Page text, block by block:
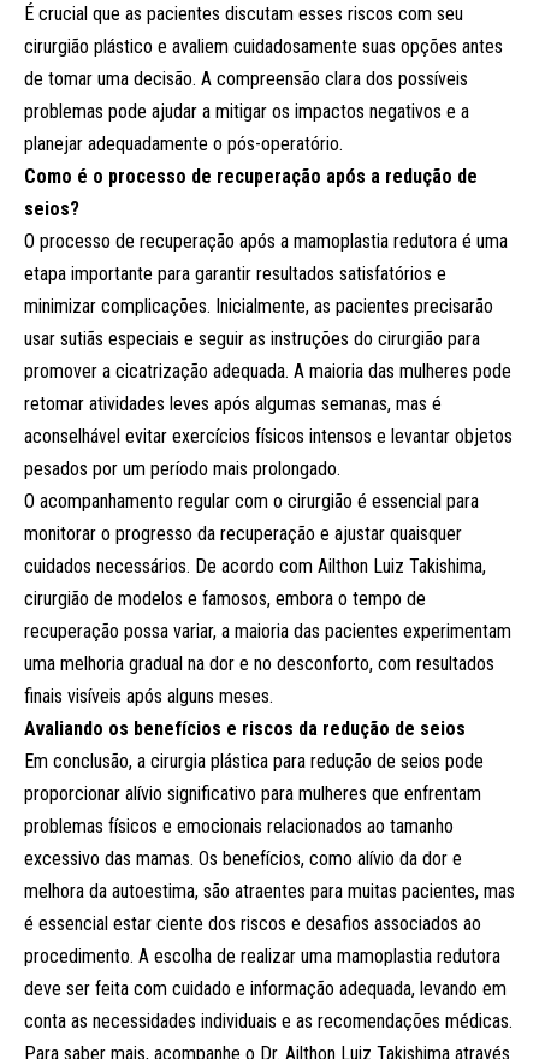
É crucial que as pacientes discutam esses riscos com seu
cirurgião plástico e avaliem cuidadosamente suas opções antes
de tomar uma decisão. A compreensão clara dos possíveis
problemas pode ajudar a mitigar os impactos negativos e a
planejar adequadamente o pós-operatório.
Como é o processo de recuperação após a redução de
seios?
O processo de recuperação após a mamoplastia redutora é uma
etapa importante para garantir resultados satisfatórios e
minimizar complicações. Inicialmente, as pacientes precisarão
usar sutiãs especiais e seguir as instruções do cirurgião para
promover a cicatrização adequada. A maioria das mulheres pode
retomar atividades leves após algumas semanas, mas é
aconselhável evitar exercícios físicos intensos e levantar objetos
pesados por um período mais prolongado.
O acompanhamento regular com o cirurgião é essencial para
monitorar o progresso da recuperação e ajustar quaisquer
cuidados necessários. De acordo com Ailthon Luiz Takishima,
cirurgião de modelos e famosos, embora o tempo de
recuperação possa variar, a maioria das pacientes experimentam
uma melhoria gradual na dor e no desconforto, com resultados
finais visíveis após alguns meses.
Avaliando os benefícios e riscos da redução de seios
Em conclusão, a cirurgia plástica para redução de seios pode
proporcionar alívio significativo para mulheres que enfrentam
problemas físicos e emocionais relacionados ao tamanho
excessivo das mamas. Os benefícios, como alívio da dor e
melhora da autoestima, são atraentes para muitas pacientes, mas
é essencial estar ciente dos riscos e desafios associados ao
procedimento. A escolha de realizar uma mamoplastia redutora
deve ser feita com cuidado e informação adequada, levando em
conta as necessidades individuais e as recomendações médicas.
Para saber mais, acompanhe o Dr. Ailthon Luiz Takishima através